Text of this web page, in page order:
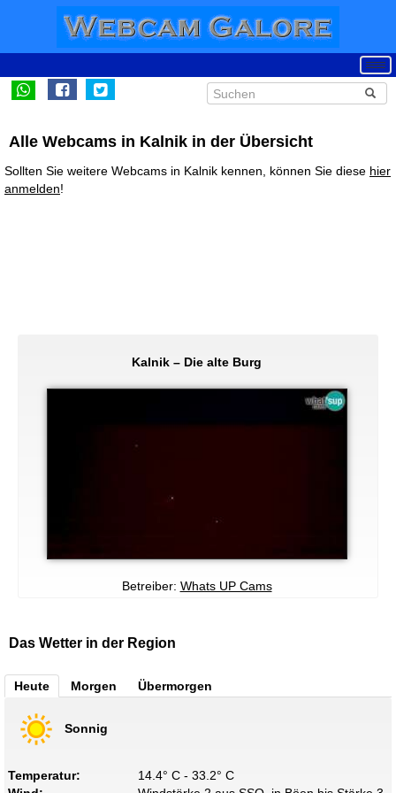
Alle Webcams in Kalnik in der Übersicht
Sollten Sie weitere Webcams in Kalnik kennen, können Sie diese hier
anmelden!
Kalnik – Die alte Burg
Betreiber: Whats UP Cams
Das Wetter in der Region
Heute Morgen Übermorgen
Sonnig
Temperatur:
14.4° C - 33.2° C